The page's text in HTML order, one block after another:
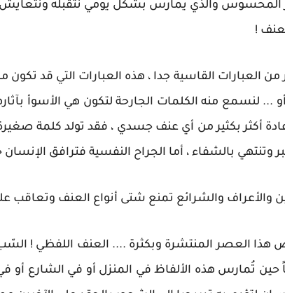
المحسوس والذي يمارس بشكل يومي نتقبله
!
من العبارات القاسية جدا ، هذه العبارات التي قد
أو ... لنسمع منه الكلمات الجارحة لتكون هي الأسوأ
أكثر بكثير من أي عنف جسدي ، فقد تولد كلمة
وتنتهي بالشفاء ، أما الجراح النفسية فترافق
والأعراف والشرائع تمنع شتى أنواع العنف وتعاقب
هذا العصر المنتشرة وبكثرة .... العنف اللفظي !
حين تُمارس هذه الألفاظ في المنزل أو في الشارع أو